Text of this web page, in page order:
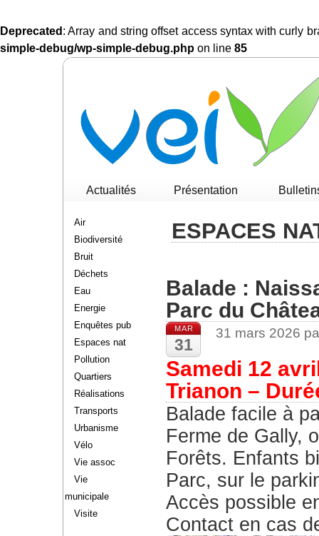
Deprecated : Array and string offset access syntax with curly
simple-debug/wp-simple-debug.php on line 85
Actualités Présentation
Air
Biodiversité
Bruit
Déchets
Eau
Energie
Enquêtes pub
Espaces nat
Pollution
Quartiers
Réalisations
Transports
Urbanisme
Vélo
Vie assoc
Vie
municipale
Visite
ESPACES
Balade :
Parc du
MAR
31
31 mars 2026
Samedi 12
Trianon –
Balade facile à
Ferme de Gally,
Forêts. Enfants
Parc, sur le
Accès possible
Contact en cas